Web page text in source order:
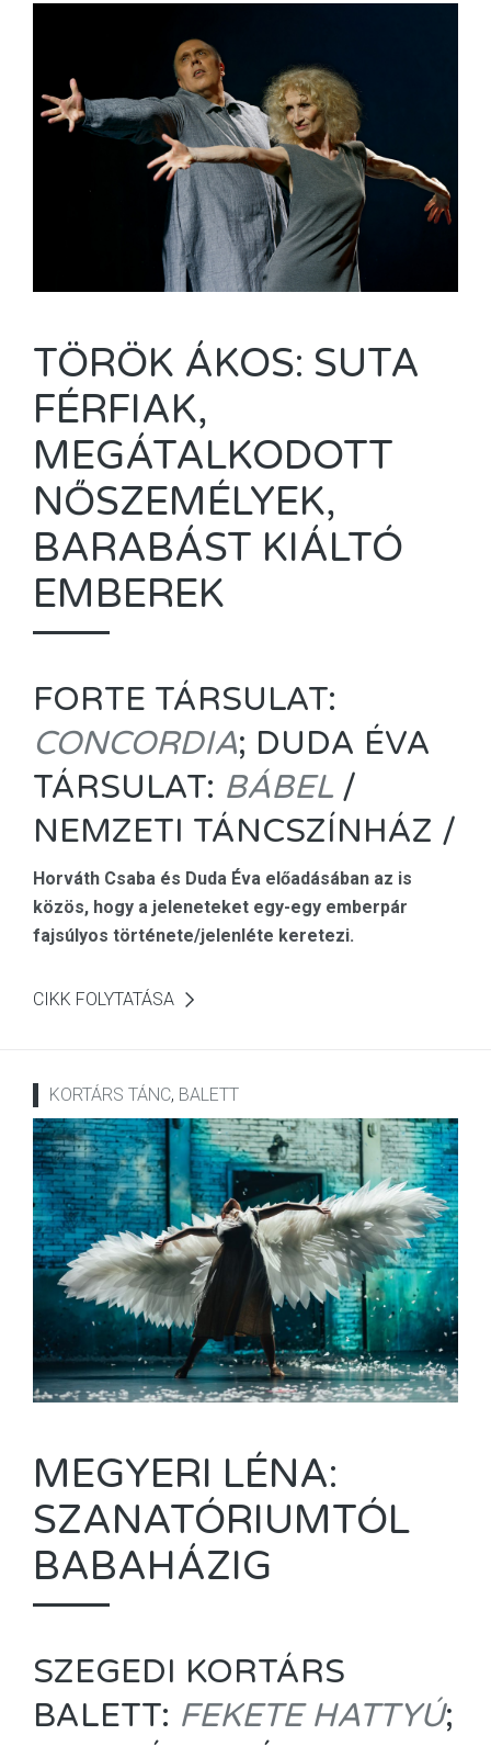
TÖRÖK ÁKOS: SUTA
FÉRFIAK,
MEGÁTALKODOTT
NŐSZEMÉLYEK,
BARABÁST KIÁLTÓ
EMBEREK
FORTE TÁRSULAT:
CONCORDIA; DUDA ÉVA
TÁRSULAT: BÁBEL /
NEMZETI TÁNCSZÍNHÁZ /
Horváth Csaba és Duda Éva előadásában az is
közös, hogy a jeleneteket egy-egy emberpár
fajsúlyos története/jelenléte keretezi.
CIKK FOLYTATÁSA
KORTÁRS TÁNC, BALETT
MEGYERI LÉNA:
SZANATÓRIUMTÓL
BABAHÁZIG
SZEGEDI KORTÁRS
BALETT: FEKETE HATTYÚ;